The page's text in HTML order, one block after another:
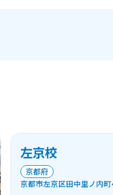
左京校
京都府
京都市左京区田中里ノ内町